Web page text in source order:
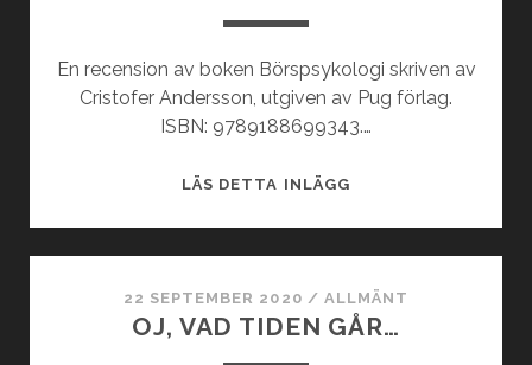
En recension av boken Börspsykologi skriven av
Cristofer Andersson, utgiven av Pug förlag.
ISBN: 9789188699343.…
LÄS DETTA INLÄGGBÖRSPSYKOLOGI
DU
EN
22 SEPTEMBER 2020 / ALLMÄNT
OJ, VAD TIDEN GÅR…